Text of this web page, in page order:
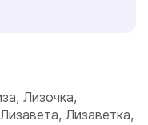
Лизочка,
Лизаветка,